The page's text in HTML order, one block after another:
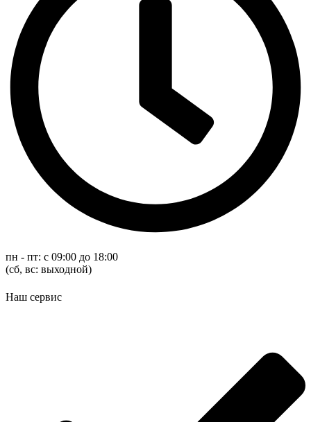
пн - пт: с 09:00 до 18:00
(cб, вс: выходной)
Наш сервис